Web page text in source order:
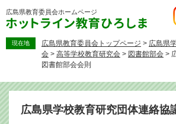
ー
で
す。
広島県教育委員会ホームページ
現在地 広島県教育委員会トップページ > 広島県
会 > 高等学校教育研究会 > 図書館部会 >
図書館部会会則
広島県学校教育研究団体連絡協